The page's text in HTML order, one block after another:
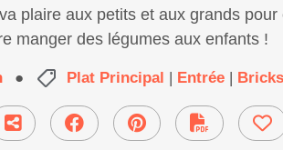
plaire aux petits et aux grands
manger des légumes aux enfants !
● Plat Principal | Entrée | Bricks